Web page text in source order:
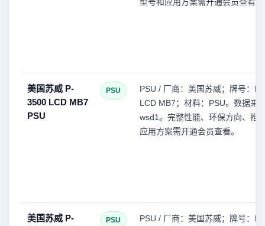
美国苏威 P-
3500 LCD MB7
PSU
PSU
PSU / 厂商：美国苏威；牌号：P-
LCD MB7；材料：PSU。数据来
wsd1。完整性能、环保方向、推
应用方案需开通会员查看。
美国苏威 P-
PSU
PSU / 厂商：美国苏威；牌号：P-